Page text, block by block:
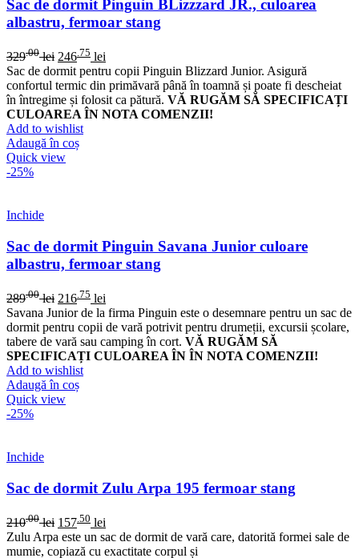
Sac de dormit Pinguin BLizzzard JR., culoarea
albastru, fermoar stang
329.00 lei 246 .75 lei
Sac de dormit pentru copii Pinguin Blizzard Junior. Asigură
confortul termic din primăvară până în toamnă și poate fi descheiat
în întregime și folosit ca pătură. VĂ RUGĂM SĂ SPECIFICAȚI
CULOAREA ÎN NOTA COMENZII!
Add to wishlist
Adaugă în coș
Quick view
-25%
Inchide
Sac de dormit Pinguin Savana Junior culoare
albastru, fermoar stang
289.00 lei 216 .75 lei
Savana Junior de la firma Pinguin este o desemnare pentru un sac de
dormit pentru copii de vară potrivit pentru drumeții, excursii școlare,
tabere de vară sau camping în cort. VĂ RUGĂM SĂ
SPECIFICAȚI CULOAREA ÎN ÎN NOTA COMENZII!
Add to wishlist
Adaugă în coș
Quick view
-25%
Inchide
Sac de dormit Zulu Arpa 195 fermoar stang
210.00 lei 157 .50 lei
Zulu Arpa este un sac de dormit de vară care, datorită formei sale de
mumie, copiază cu exactitate corpul și